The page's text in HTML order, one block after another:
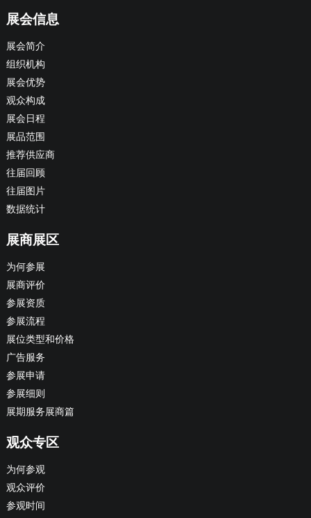
展会信息
展会简介
组织机构
展会优势
观众构成
展会日程
展品范围
推荐供应商
往届回顾
往届图片
数据统计
展商展区
为何参展
展商评价
参展资质
参展流程
展位类型和价格
广告服务
参展申请
参展细则
展期服务展商篇
观众专区
为何参观
观众评价
参观时间